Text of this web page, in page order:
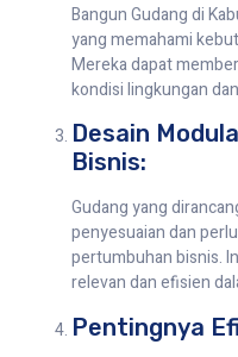
Bangun Gudang di
yang memahami
Mereka dapat
kondisi lingkungan
Desain
Bisnis:
Gudang yang
penyesuaian dan
pertumbuhan bisnis.
relevan dan efisien
Pentingnya